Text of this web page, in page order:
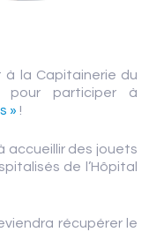
à la Capitainerie du
pour participer à
» !
accueillir des jouets
de l’Hôpital
récupérer le